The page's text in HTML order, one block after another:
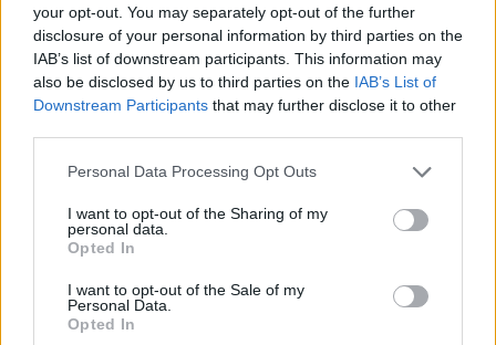
your opt-out. You may separately opt-out of the further
disclosure of your personal information by third parties on the
IAB’s list of downstream participants. This information may
also be disclosed by us to third parties on the IAB’s List of
Downstream Participants that may further disclose it to other
Personal Data Processing Opt Outs
I want to opt-out of the Sharing of my
personal data.
Opted In
I want to opt-out of the Sale of my
Personal Data.
Opted In
VAI ALLA VERSIONE CLASSICA